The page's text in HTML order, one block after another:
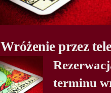
Wróżenie przez
terminu